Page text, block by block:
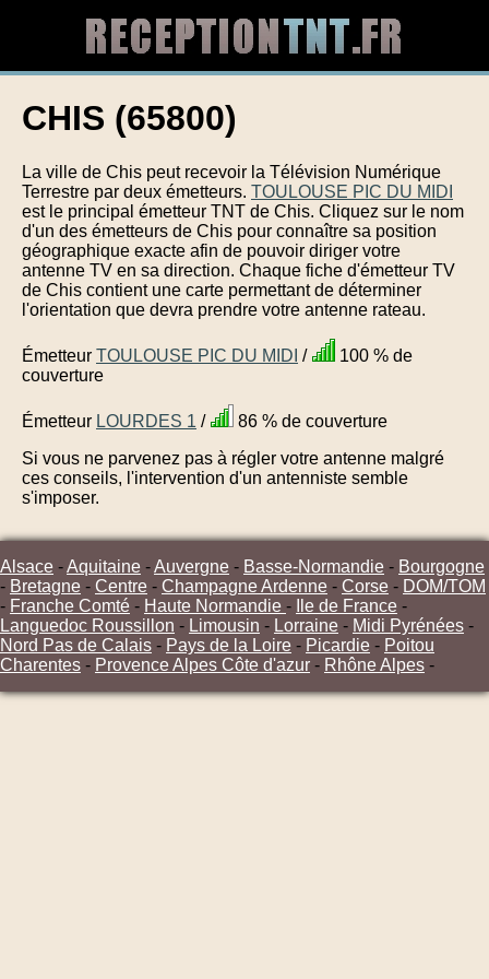
CHIS (65800)
La ville de Chis peut recevoir la Télévision Numérique
Terrestre par deux émetteurs. TOULOUSE PIC DU MIDI
est le principal émetteur TNT de Chis. Cliquez sur le nom
d'un des émetteurs de Chis pour connaître sa position
géographique exacte afin de pouvoir diriger votre
antenne TV en sa direction. Chaque fiche d'émetteur TV
de Chis contient une carte permettant de déterminer
l'orientation que devra prendre votre antenne rateau.
Émetteur TOULOUSE PIC DU MIDI /
100 % de
couverture
Émetteur LOURDES 1 /
86 % de couverture
Si vous ne parvenez pas à régler votre antenne malgré
ces conseils, l'intervention d'un antenniste semble
s'imposer.
Alsace -Aquitaine -Auvergne - Basse-Normandie - Bourgogne
- Bretagne - Centre - Champagne Ardenne - Corse - DOM/TOM
- Franche Comté - Haute Normandie - Ile de France -
Languedoc Roussillon - Limousin - Lorraine - Midi Pyrénées -
Nord Pas de Calais - Pays de la Loire - Picardie - Poitou
Charentes - Provence Alpes Côte d'azur - Rhône Alpes -